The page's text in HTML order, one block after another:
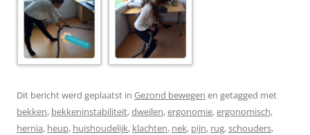
Dit bericht werd geplaatst in Gezond bewegen en getagged met
bekken, bekkeninstabiliteit,dweilen,ergonomie,ergonomisch,
hernia, heup, huishoudelijk, klachten, nek, pijn, rug,schouders,